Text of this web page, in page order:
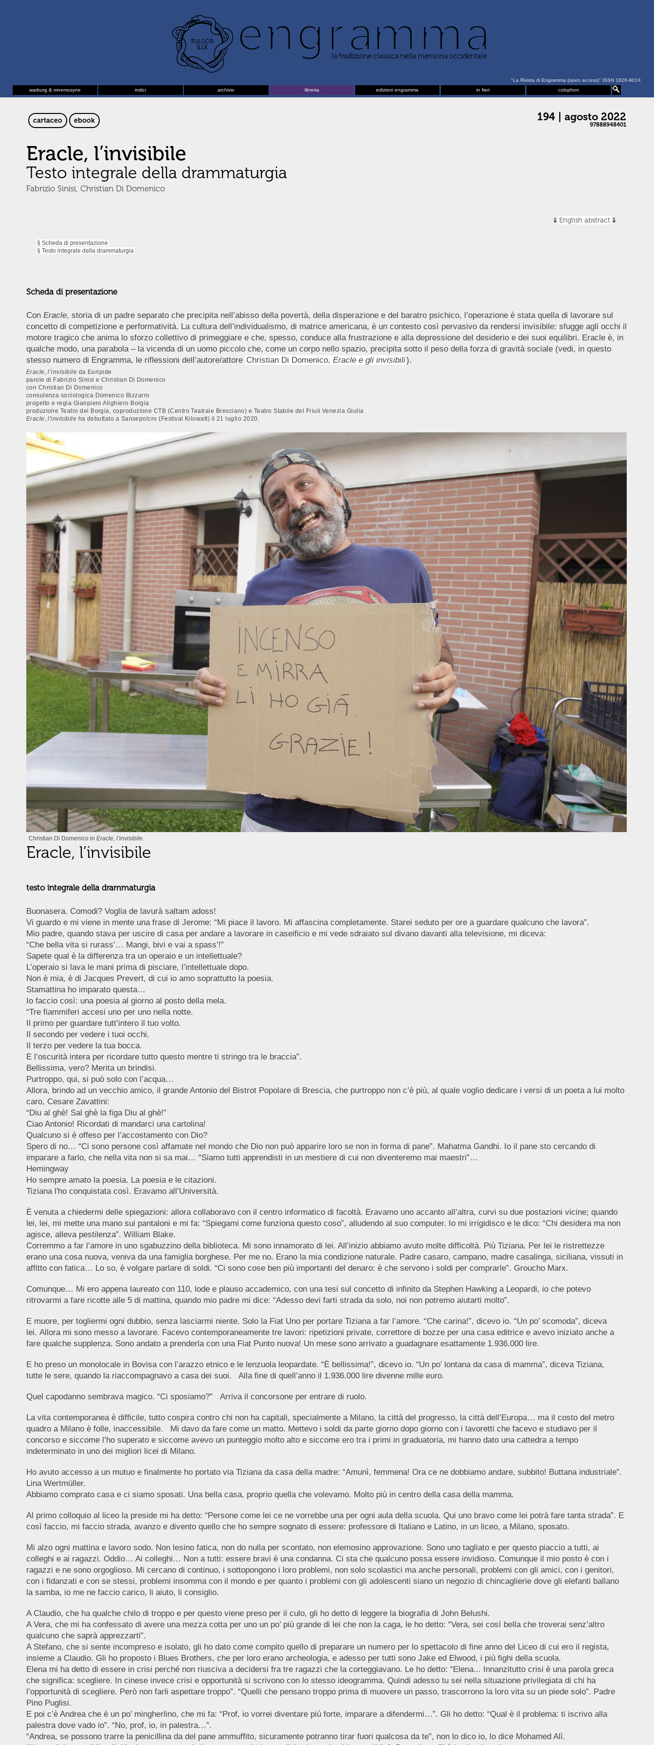
"La Rivista di Engramma (open access)" ISSN 1826-901X
warburg & mnemosyne
indici archivio libreria edizioni engramma in fieri colophon
cartaceo ebook 194 | agosto 2022
97888948401
Eracle, l’invisibile
Testo integrale della drammaturgia
Fabrizio Sinisi, Christian Di Domenico
English abstract
§ Scheda di presentazione
§ Testo integrale della drammaturgia
Scheda di presentazione
Con Eracle, storia di un padre separato che precipita nell’abisso della povertà, della disperazione e del baratro psichico, l’operazione è stata quella di lavorare sul
concetto di competizione e performatività. La cultura dell’individualismo, di matrice americana, è un contesto così pervasivo da rendersi invisibile: sfugge agli occhi il
motore tragico che anima lo sforzo collettivo di primeggiare e che, spesso, conduce alla frustrazione e alla depressione del desiderio e dei suoi equilibri. Eracle è, in
qualche modo, una parabola – la vicenda di un uomo piccolo che, come un corpo nello spazio, precipita sotto il peso della forza di gravità sociale (vedi, in questo
stesso numero di Engramma, le riflessioni dell’autore/attore Christian Di Domenico, Eracle e gli invisibili).
Eracle, l’invisibile da Euripide
parole di Fabrizio Sinisi e Christian Di Domenico
con Christian Di Domenico
consulenza sociologica Domenico Bizzarro
progetto e regia Gianpiero Alighiero Borgia
produzione Teatro dei Borgia, coproduzione CTB (Centro Teatrale Bresciano) e Teatro Stabile del Friuli Venezia Giulia
Eracle, l'invisibile ha debuttato a Sansepolcro (Festival Kilowatt) il 21 luglio 2020.
Christian Di Domenico in Eracle, l’invisibile.
Eracle, l’invisibile
testo integrale della drammaturgia
Buonasera. Comodi? Voglia de lavurà saltam adoss!
Vi guardo e mi viene in mente una frase di Jerome: “Mi piace il lavoro. Mi affascina completamente. Starei seduto per ore a guardare qualcuno che lavora”.
Mio padre, quando stava per uscire di casa per andare a lavorare in caseificio e mi vede sdraiato sul divano davanti alla televisione, mi diceva:
“Che bella vita si rurass’… Mangi, bivi e vai a spass’!”
Sapete qual è la differenza tra un operaio e un intellettuale?
L’operaio si lava le mani prima di pisciare, l’intellettuale dopo.
Non è mia, è di Jacques Prevert, di cui io amo soprattutto la poesia.
Stamattina ho imparato questa…
Io faccio così: una poesia al giorno al posto della mela.
“Tre fiammiferi accesi uno per uno nella notte.
Il primo per guardare tutt’intero il tuo volto.
Il secondo per vedere i tuoi occhi.
Il terzo per vedere la tua bocca.
E l’oscurità intera per ricordare tutto questo mentre ti stringo tra le braccia”.
Bellissima, vero? Merita un brindisi.
Purtroppo, qui, si può solo con l’acqua…
Allora, brindo ad un vecchio amico, il grande Antonio del Bistrot Popolare di Brescia, che purtroppo non c’è più, al quale voglio dedicare i versi di un poeta a lui molto
caro, Cesare Zavattini:
“Diu al ghè! Sal ghè la figa Diu al ghè!”
Ciao Antonio! Ricordati di mandarci una cartolina!
Qualcuno si è offeso per l’accostamento con Dio?
Spero di no… “Ci sono persone così affamate nel mondo che Dio non può apparire loro se non in forma di pane”. Mahatma Gandhi. Io il pane sto cercando di
imparare a farlo, che nella vita non si sa mai… “Siamo tutti apprendisti in un mestiere di cui non diventeremo mai maestri”…
Hemingway
Ho sempre amato la poesia. La poesia e le citazioni.
Tiziana l'ho conquistata così. Eravamo all’Università.
È venuta a chiedermi delle spiegazioni: allora collaboravo con il centro informatico di facoltà. Eravamo uno accanto all’altra, curvi su due postazioni vicine; quando
lei, lei, mi mette una mano sui pantaloni e mi fa: “Spiegami come funziona questo coso”, alludendo al suo computer. Io mi irrigidisco e le dico: “Chi desidera ma non
agisce, alleva pestilenza”. William Blake.
Corremmo a far l’amore in uno sgabuzzino della biblioteca. Mi sono innamorato di lei. All’inizio abbiamo avuto molte difficoltà. Più Tiziana. Per lei le ristrettezze
erano una cosa nuova, veniva da una famiglia borghese. Per me no. Erano la mia condizione naturale. Padre casaro, campano, madre casalinga, siciliana, vissuti in
affitto con fatica… Lo so, è volgare parlare di soldi. “Ci sono cose ben più importanti del denaro: è che servono i soldi per comprarle”. Groucho Marx.
Comunque… Mi ero appena laureato con 110, lode e plauso accademico, con una tesi sul concetto di infinito da Stephen Hawking a Leopardi, io che potevo
ritrovarmi a fare ricotte alle 5 di mattina, quando mio padre mi dice: “Adesso devi farti strada da solo, noi non potremo aiutarti molto”.
E muore, per togliermi ogni dubbio, senza lasciarmi niente. Solo la Fiat Uno per portare Tiziana a far l’amore. “Che carina!”, dicevo io. “Un po’ scomoda”, diceva
lei. Allora mi sono messo a lavorare. Facevo contemporaneamente tre lavori: ripetizioni private, correttore di bozze per una casa editrice e avevo iniziato anche a
fare qualche supplenza. Sono andato a prenderla con una Fiat Punto nuova! Un mese sono arrivato a guadagnare esattamente 1.936.000 lire.
E ho preso un monolocale in Bovisa con l’arazzo etnico e le lenzuola leopardate. “È bellissima!”, dicevo io. “Un po’ lontana da casa di mamma”, diceva Tiziana,
tutte le sere, quando la riaccompagnavo a casa dei suoi. Alla fine di quell’anno il 1.936.000 lire divenne mille euro.
Quel capodanno sembrava magico. “Ci sposiamo?” Arriva il concorsone per entrare di ruolo.
La vita contemporanea è difficile, tutto cospira contro chi non ha capitali, specialmente a Milano, la città del progresso, la città dell’Europa… ma il costo del metro
quadro a Milano è folle, inaccessibile. Mi davo da fare come un matto. Mettevo i soldi da parte giorno dopo giorno con i lavoretti che facevo e studiavo per il
concorso e siccome l’ho superato e siccome avevo un punteggio molto alto e siccome ero tra i primi in graduatoria, mi hanno dato una cattedra a tempo
indeterminato in uno dei migliori licei di Milano.
Ho avuto accesso a un mutuo e finalmente ho portato via Tiziana da casa della madre: “Amunì, femmena! Ora ce ne dobbiamo andare, subbito! Buttana industriale”.
Lina Wertmüller.
Abbiamo comprato casa e ci siamo sposati. Una bella casa, proprio quella che volevamo. Molto più in centro della casa della mamma.
Al primo colloquio al liceo la preside mi ha detto: “Persone come lei ce ne vorrebbe una per ogni aula della scuola. Qui uno bravo come lei potrà fare tanta strada”. E
così faccio, mi faccio strada, avanzo e divento quello che ho sempre sognato di essere: professore di Italiano e Latino, in un liceo, a Milano, sposato.
Mi alzo ogni mattina e lavoro sodo. Non lesino fatica, non do nulla per scontato, non elemosino approvazione. Sono uno tagliato e per questo piaccio a tutti, ai
colleghi e ai ragazzi. Oddio… Ai colleghi… Non a tutti: essere bravi è una condanna. Ci sta che qualcuno possa essere invidioso. Comunque il mio posto è con i
ragazzi e ne sono orgoglioso. Mi cercano di continuo, i sottopongono i loro problemi, non solo scolastici ma anche personali, problemi con gli amici, con i genitori,
con i fidanzati e con se stessi, problemi insomma con il mondo e per quanto i problemi con gli adolescenti siano un negozio di chincaglierie dove gli elefanti ballano
la samba, io me ne faccio carico, li aiuto, li consiglio.
A Claudio, che ha qualche chilo di troppo e per questo viene preso per il culo, gli ho detto di leggere la biografia di John Belushi.
A Vera, che mi ha confessato di avere una mezza cotta per uno un po’ più grande di lei che non la caga, le ho detto: “Vera, sei così bella che troverai senz’altro
qualcuno che saprà apprezzarti”.
A Stefano, che si sente incompreso e isolato, gli ho dato come compito quello di preparare un numero per lo spettacolo di fine anno del Liceo di cui ero il regista,
insieme a Claudio. Gli ho proposto i Blues Brothers, che per loro erano archeologia, e adesso per tutti sono Jake ed Elwood, i più fighi della scuola.
Elena mi ha detto di essere in crisi perché non riusciva a decidersi fra tre ragazzi che la corteggiavano. Le ho detto: “Elena... Innanzitutto crisi è una parola greca
che significa: scegliere. In cinese invece crisi e opportunità si scrivono con lo stesso ideogramma. Quindi adesso tu sei nella situazione privilegiata di chi ha
l’opportunità di scegliere. Però non farli aspettare troppo”. “Quelli che pensano troppo prima di muovere un passo, trascorrono la loro vita su un piede solo”. Padre
Pino Puglisi.
E poi c’è Andrea che è un po’ mingherlino, che mi fa: “Prof, io vorrei diventare più forte, imparare a difendermi…”. Gli ho detto: “Qual è il problema: ti iscrivo alla
palestra dove vado io”. “No, prof, io, in palestra…”.
“Andrea, se possono trarre la penicillina da del pane ammuffito, sicuramente potranno tirar fuori qualcosa da te”, non lo dico io, lo dice Mohamed Alì.